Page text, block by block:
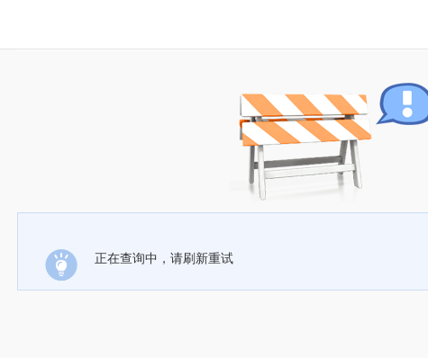
正在查询中，请刷新重试